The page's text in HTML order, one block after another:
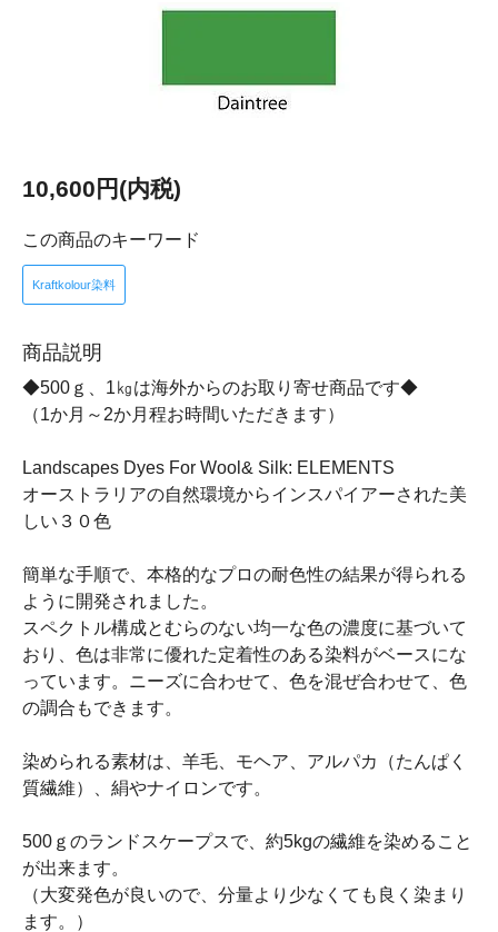
10,600円(内税)
この商品のキーワード
Kraftkolour染料
商品説明
◆500ｇ、1㎏は海外からのお取り寄せ商品です◆
（1か月～2か月程お時間いただきます）
Landscapes Dyes For Wool& Silk: ELEMENTS
オーストラリアの自然環境からインスパイアーされた美
しい３０色
簡単な手順で、本格的なプロの耐色性の結果が得られる
ように開発されました。
スペクトル構成とむらのない均一な色の濃度に基づいて
おり、色は非常に優れた定着性のある染料がベースにな
っています。ニーズに合わせて、色を混ぜ合わせて、色
の調合もできます。
染められる素材は、羊毛、モヘア、アルパカ（たんぱく
質繊維）、絹やナイロンです。
500ｇのランドスケープスで、約5kgの繊維を染めること
が出来ます。
（大変発色が良いので、分量より少なくても良く染まり
ます。）